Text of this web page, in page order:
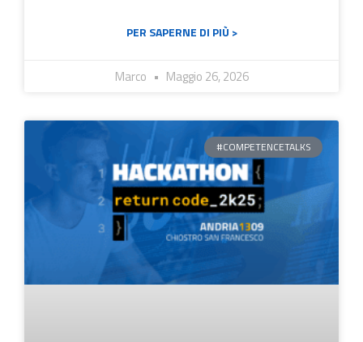
PER SAPERNE DI PIÙ >
Marco Maggio 26, 2026
#COMPETENCETALKS